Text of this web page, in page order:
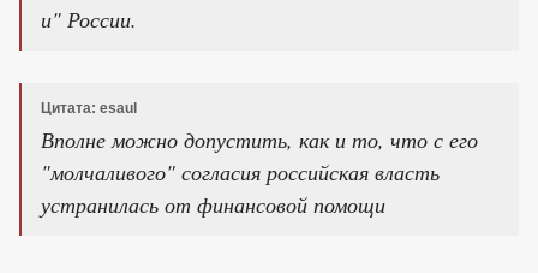
и" России.
Цитата: esaul
Вполне можно допустить, как и то, что с его
"молчаливого" согласия российская власть
устранилась от финансовой помощи